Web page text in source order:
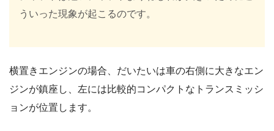
ういった現象が起こるのです。
横置きエンジンの場合、だいたいは車の右側に大きなエン
ジンが鎮座し、左には比較的コンパクトなトランスミッシ
ョンが位置します。